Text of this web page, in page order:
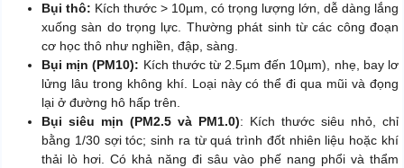
Bụi thô: Kích thước > 10µm, có trọng lượng lớn, dễ dàng lắng
xuống sàn do trọng lực. Thường phát sinh từ các công đoạn
cơ học thô như nghiền, đập, sàng.
Bụi mịn (PM10): Kích thước từ 2.5µm đến 10µm), nhẹ, bay lơ
lửng lâu trong không khí. Loại này có thể đi qua mũi và đọng
lại ở đường hô hấp trên.
Bụi siêu mịn (PM2.5 và PM1.0): Kích thước siêu nhỏ, chỉ
bằng 1/30 sợi tóc; sinh ra từ quá trình đốt nhiên liệu hoặc khí
thải lò hơi. Có khả năng đi sâu vào phế nang phổi và thẩm